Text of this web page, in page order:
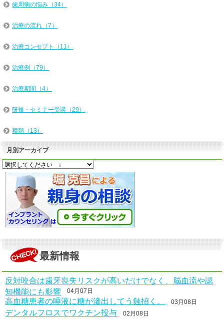
歯周病の悩み（34）
治療の流れ（7）
治療コンセプト（11）
治療例（79）
治療期間（4）
研修・セミナー受講（29）
種類（13）
月別アーカイブ
最新情報
反対咬合は歯牙喪失リスクが高いだけでなく、脳血流や認
知機能にも影響 04月07日
高血糖患者の唾液に糖が滲出してう蝕招く。 03月08日
デンタルフロスでワクチン投与 02月08日